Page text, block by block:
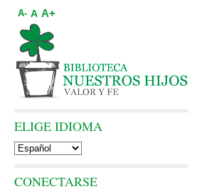
A- A A+
ELIGE IDIOMA
CONECTARSE